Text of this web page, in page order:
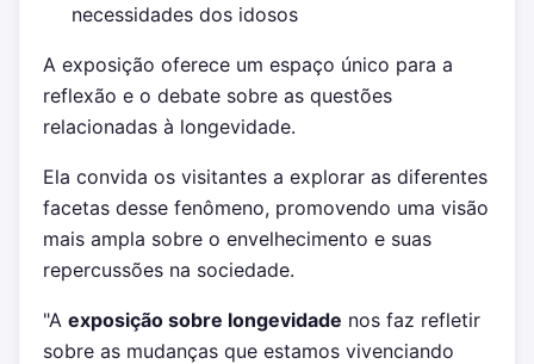
necessidades dos idosos
A exposição oferece um espaço único para a
reflexão e o debate sobre as questões
relacionadas à longevidade.
Ela convida os visitantes a explorar as diferentes
facetas desse fenômeno, promovendo uma visão
mais ampla sobre o envelhecimento e suas
repercussões na sociedade.
"A exposição sobre longevidade nos faz refletir
sobre as mudanças que estamos vivenciando